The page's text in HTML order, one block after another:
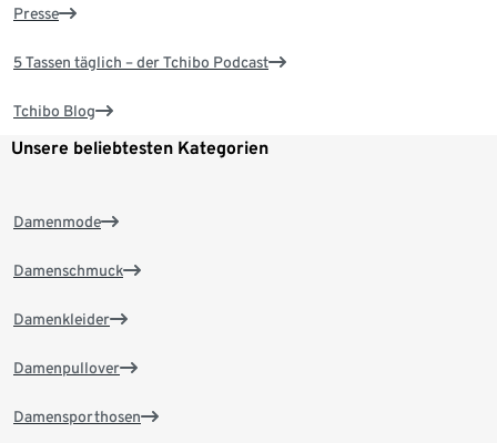
Presse
5 Tassen täglich – der Tchibo Podcast
Tchibo Blog
Unsere beliebtesten Kategorien
Damenmode
Damenschmuck
Damenkleider
Damenpullover
Damensporthosen